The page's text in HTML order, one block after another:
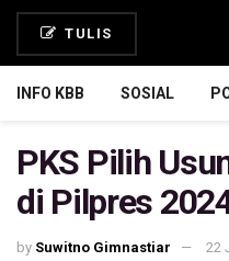
TULIS
INFO KBB SOSIAL
PKS Pilih
di Pilpres
by Suwitno Gimnastiar
22